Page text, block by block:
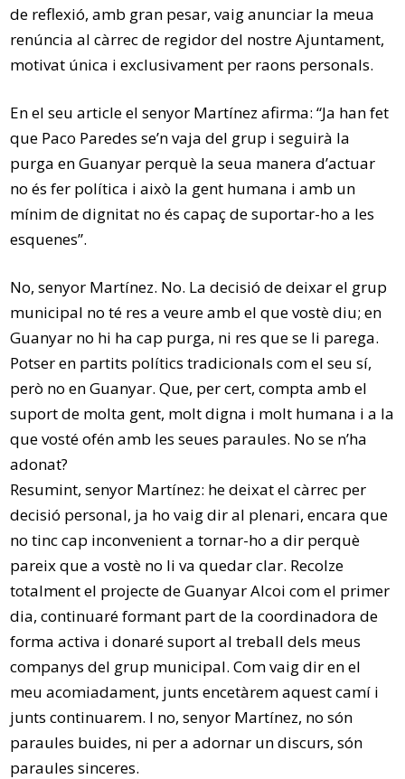
de reflexió, amb gran pesar, vaig anunciar la meua
renúncia al càrrec de regidor del nostre Ajuntament,
motivat única i exclusivament per raons personals.
En el seu article el senyor Martínez afirma: “Ja han fet
que Paco Paredes se’n vaja del grup i seguirà la
purga en Guanyar perquè la seua manera d’actuar
no és fer política i això la gent humana i amb un
mínim de dignitat no és capaç de suportar-ho a les
esquenes”.
No, senyor Martínez. No. La decisió de deixar el grup
municipal no té res a veure amb el que vostè diu; en
Guanyar no hi ha cap purga, ni res que se li parega.
Potser en partits polítics tradicionals com el seu sí,
però no en Guanyar. Que, per cert, compta amb el
suport de molta gent, molt digna i molt humana i a la
que vosté ofén amb les seues paraules. No se n’ha
adonat?
Resumint, senyor Martínez: he deixat el càrrec per
decisió personal, ja ho vaig dir al plenari, encara que
no tinc cap inconvenient a tornar-ho a dir perquè
pareix que a vostè no li va quedar clar. Recolze
totalment el projecte de Guanyar Alcoi com el primer
dia, continuaré formant part de la coordinadora de
forma activa i donaré suport al treball dels meus
companys del grup municipal. Com vaig dir en el
meu acomiadament, junts encetàrem aquest camí i
junts continuarem. I no, senyor Martínez, no són
paraules buides, ni per a adornar un discurs, són
paraules sinceres.